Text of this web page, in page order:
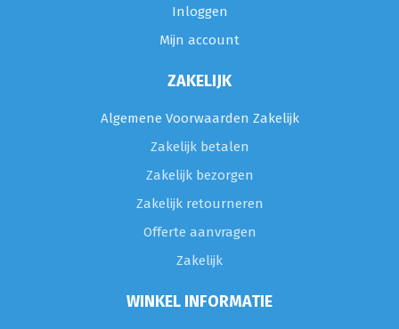
Inloggen
Mijn account
ZAKELIJK
Algemene Voorwaarden Zakelijk
Zakelijk betalen
Zakelijk bezorgen
Zakelijk retourneren
Offerte aanvragen
Zakelijk
WINKEL INFORMATIE